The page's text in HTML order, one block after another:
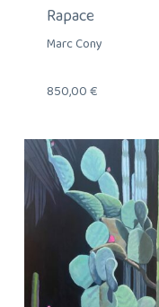
Rapace
Marc Cony
850,00€